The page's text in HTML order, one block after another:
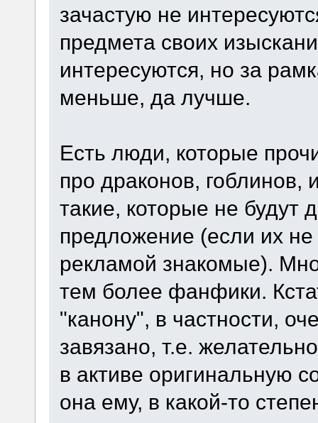
зачастую не
предмета своих
интересуются, но за
меньше, да лучше.
Есть люди, которые
про драконов, гоблинов,
такие, которые не будут
предложение (если их не
рекламой знакомые).
тем более фанфики.
"канону", в частности,
завязано, т.е.
в активе оригинальную
она ему, в какой-то